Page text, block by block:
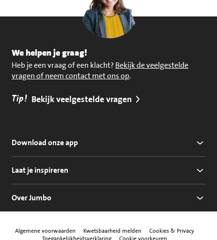
We helpen je graag!
Heb je een vraag of een klacht? Bekijk de veelgestelde
vragen of neem contact met ons op.
Tip! Bekijk veelgestelde vragen
Download onze app
Laat je inspireren
Over Jumbo
Algemene voorwaarden Kwetsbaarheid melden
Cookies & Privacy